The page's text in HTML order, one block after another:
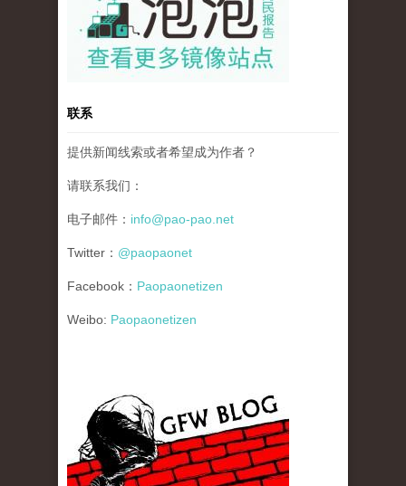
联系
提供新闻线索或者希望成为作者？
请联系我们：
电子邮件： info@pao-pao.net
Twitter： @paopaonet
Facebook： Paopaonetizen
Weibo: Paopaonetizen
gfw_blog_small.jpg